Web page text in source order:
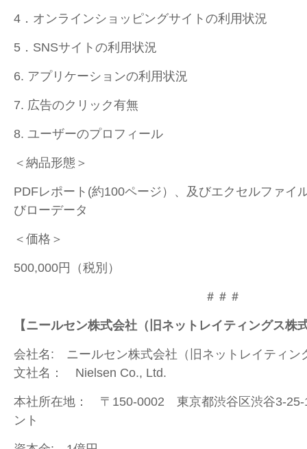
4．オンラインショッピングサイトの利用状況
5．SNSサイトの利用状況
6. アプリケーションの利用状況
7. 広告のクリック有無
8. ユーザーのプロフィール
＜納品形態＞
PDFレポート(約100ページ）、及びエクセルファイ
びローデータ
＜価格＞
500,000円（税別）
＃＃＃
【ニールセン株式会社 （旧ネットレイティングス株
会社名: ニールセン株式会社（旧ネットレイティ
文社名： Nielsen Co., Ltd.
本社所在地： 〒150-0002 東京都渋谷区渋谷3-25-
ント